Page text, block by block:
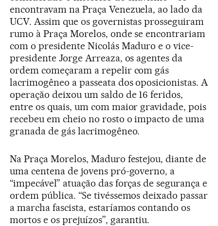
encontravam na Praça Venezuela, ao lado da
UCV. Assim que os governistas prosseguiram
rumo à Praça Morelos, onde se encontrariam
com o presidente Nicolás Maduro e o vice-
presidente Jorge Arreaza, os agentes da
ordem começaram a repelir com gás
lacrimogêneo a passeata dos oposicionistas. A
operação deixou um saldo de 16 feridos,
entre os quais, um com maior gravidade, pois
recebeu em cheio no rosto o impacto de uma
granada de gás lacrimogêneo.
Na Praça Morelos, Maduro festejou, diante de
uma centena de jovens pró-governo, a
“impecável” atuação das forças de segurança e
ordem pública. “Se tivéssemos deixado passar
a marcha fascista, estaríamos contando os
mortos e os prejuízos”, garantiu.